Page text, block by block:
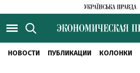
НОВОСТИ ПУБЛИКАЦИИ КОЛОНКИ